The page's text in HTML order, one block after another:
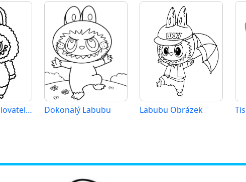
Labubu Vymalovatelné pro Děti Dokonalý Labubu Labubu Obrázek